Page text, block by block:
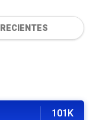
RECIENTES
101K